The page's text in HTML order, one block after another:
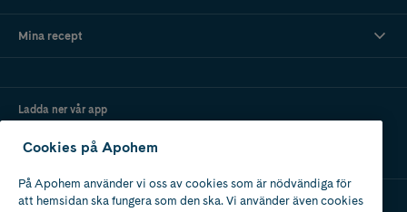
Mina recept
Ladda ner vår app
Cookies på Apohem
På Apohem använder vi oss av cookies som är nödvändiga för
att hemsidan ska fungera som den ska. Vi använder även cookies